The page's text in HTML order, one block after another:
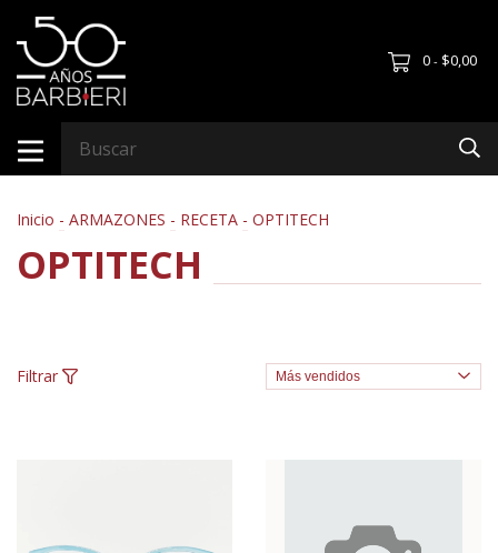
0 - $0,00
Inicio - ARMAZONES - RECETA - OPTITECH
OPTITECH
Filtrar